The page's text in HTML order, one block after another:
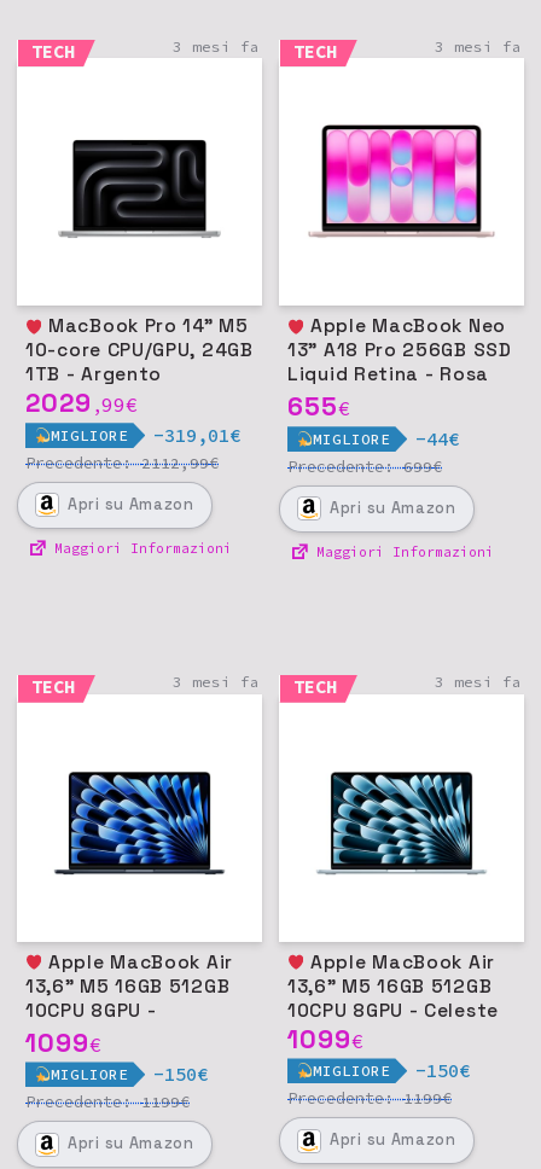
TECH 3 mesi fa
10-core CPU/GPU, 24GB
1TB - Argento
2029 ,99€
MIGLIORE -319,01€
Precedente:2112,99€
Apri su Amazon
Maggiori Informazioni
TECH 3 mesi fa
Apple MacBook Neo
13" A18 Pro 256GB SSD
Liquid Retina - Rosa
pastello
655€
MIGLIORE -44€
Precedente:699€
Apri su Amazon
Maggiori Informazioni
TECH 3 mesi fa
Apple MacBook Air
13,6" M5 16GB 512GB
10CPU 8GPU -
Mezzanotte
1099€
MIGLIORE -150€
Precedente:1199€
Apri su Amazon
TECH 3 mesi fa
Apple MacBook Air
13,6" M5 16GB 512GB
10CPU 8GPU - Celeste
1099€
MIGLIORE -150€
Precedente:1199€
Apri su Amazon